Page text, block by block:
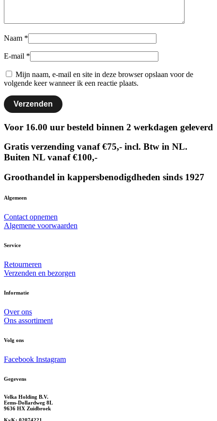
Naam *
E-mail *
Mijn naam, e-mail en site in deze browser opslaan voor de
volgende keer wanneer ik een reactie plaats.
Voor 16.00 uur besteld binnen 2 werkdagen geleverd
Gratis verzending vanaf €75,- incl. Btw in NL.
Buiten NL vanaf €100,-
Groothandel in kappersbenodigdheden sinds 1927
Algemeen
Contact opnemen
Algemene voorwaarden
Service
Retourneren
Verzenden en bezorgen
Informatie
Over ons
Ons assortiment
Volg ons
Facebook Instagram
Gegevens
Velka Holding B.V.
Eems-Dollardweg 8L
9636 HX Zuidbroek